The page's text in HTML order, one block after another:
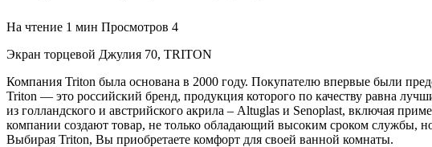
На чтение 1 мин Просмотров 4
Экран торцевой Джулия 70, TRITON
Компания Triton была основана в 2000 году. Покупателю впервые были
Triton — это российский бренд, продукция которого по качеству равна
из голландского и австрийского акрила – Altuglas и Senoplast, включая
компании создают товар, не только обладающий высоким сроком службы,
Выбирая Triton, Вы приобретаете комфорт для своей ванной комнаты.